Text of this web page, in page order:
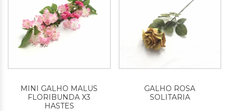
MINI GALHO MALUS
FLORIBUNDA X3
HASTES
GALHO ROSA
SOLITARIA